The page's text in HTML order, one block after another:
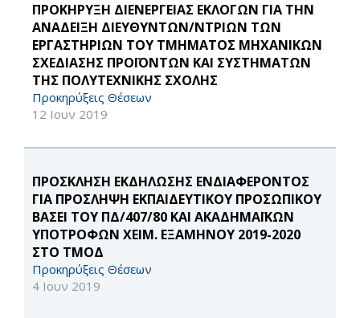
ΠΡΟΚΗΡΥΞΗ ΔΙΕΝΕΡΓΕΙΑΣ ΕΚΛΟΓΩΝ ΓΙΑ ΤΗΝ
ΑΝΑΔΕΙΞΗ ΔΙΕΥΘΥΝΤΩΝ/ΝΤΡΙΩΝ ΤΩΝ
ΕΡΓΑΣΤΗΡΙΩΝ ΤΟΥ ΤΜΗΜΑΤΟΣ ΜΗΧΑΝΙΚΩΝ
ΣΧΕΔΙΑΣΗΣ ΠΡΟΪΟΝΤΩΝ ΚΑΙ ΣΥΣΤΗΜΑΤΩΝ
ΤΗΣ ΠΟΛΥΤΕΧΝΙΚΗΣ ΣΧΟΛΗΣ
Προκηρύξεις Θέσεων
12 Ιουν 2019
ΠΡΟΣΚΛΗΣΗ ΕΚΔΗΛΩΣΗΣ ΕΝΔΙΑΦΕΡΟΝΤΟΣ
ΓΙΑ ΠΡΟΣΛΗΨΗ ΕΚΠΑΙΔΕΥΤΙΚΟΥ ΠΡΟΣΩΠΙΚΟΥ
ΒΑΣΕΙ ΤΟΥ ΠΔ/407/80 ΚΑΙ ΑΚΑΔΗΜΑΪΚΩΝ
ΥΠΟΤΡΟΦΩΝ ΧΕΙΜ. ΕΞΑΜΗΝΟΥ 2019-2020
ΣΤΟ ΤΜΟΔ
Προκηρύξεις Θέσεων
4 Ιουν 2019